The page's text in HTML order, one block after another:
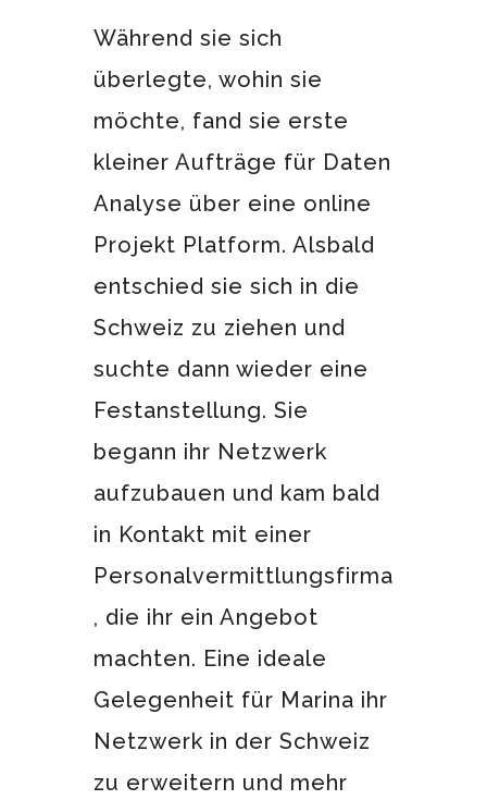
Während sie sich
überlegte, wohin sie
möchte, fand sie erste
kleiner Aufträge für Daten
Analyse über eine online
Projekt Platform. Alsbald
entschied sie sich in die
Schweiz zu ziehen und
suchte dann wieder eine
Festanstellung. Sie
begann ihr Netzwerk
aufzubauen und kam bald
in Kontakt mit einer
Personalvermittlungsfirma
, die ihr ein Angebot
machten. Eine ideale
Gelegenheit für Marina ihr
Netzwerk in der Schweiz
zu erweitern und mehr